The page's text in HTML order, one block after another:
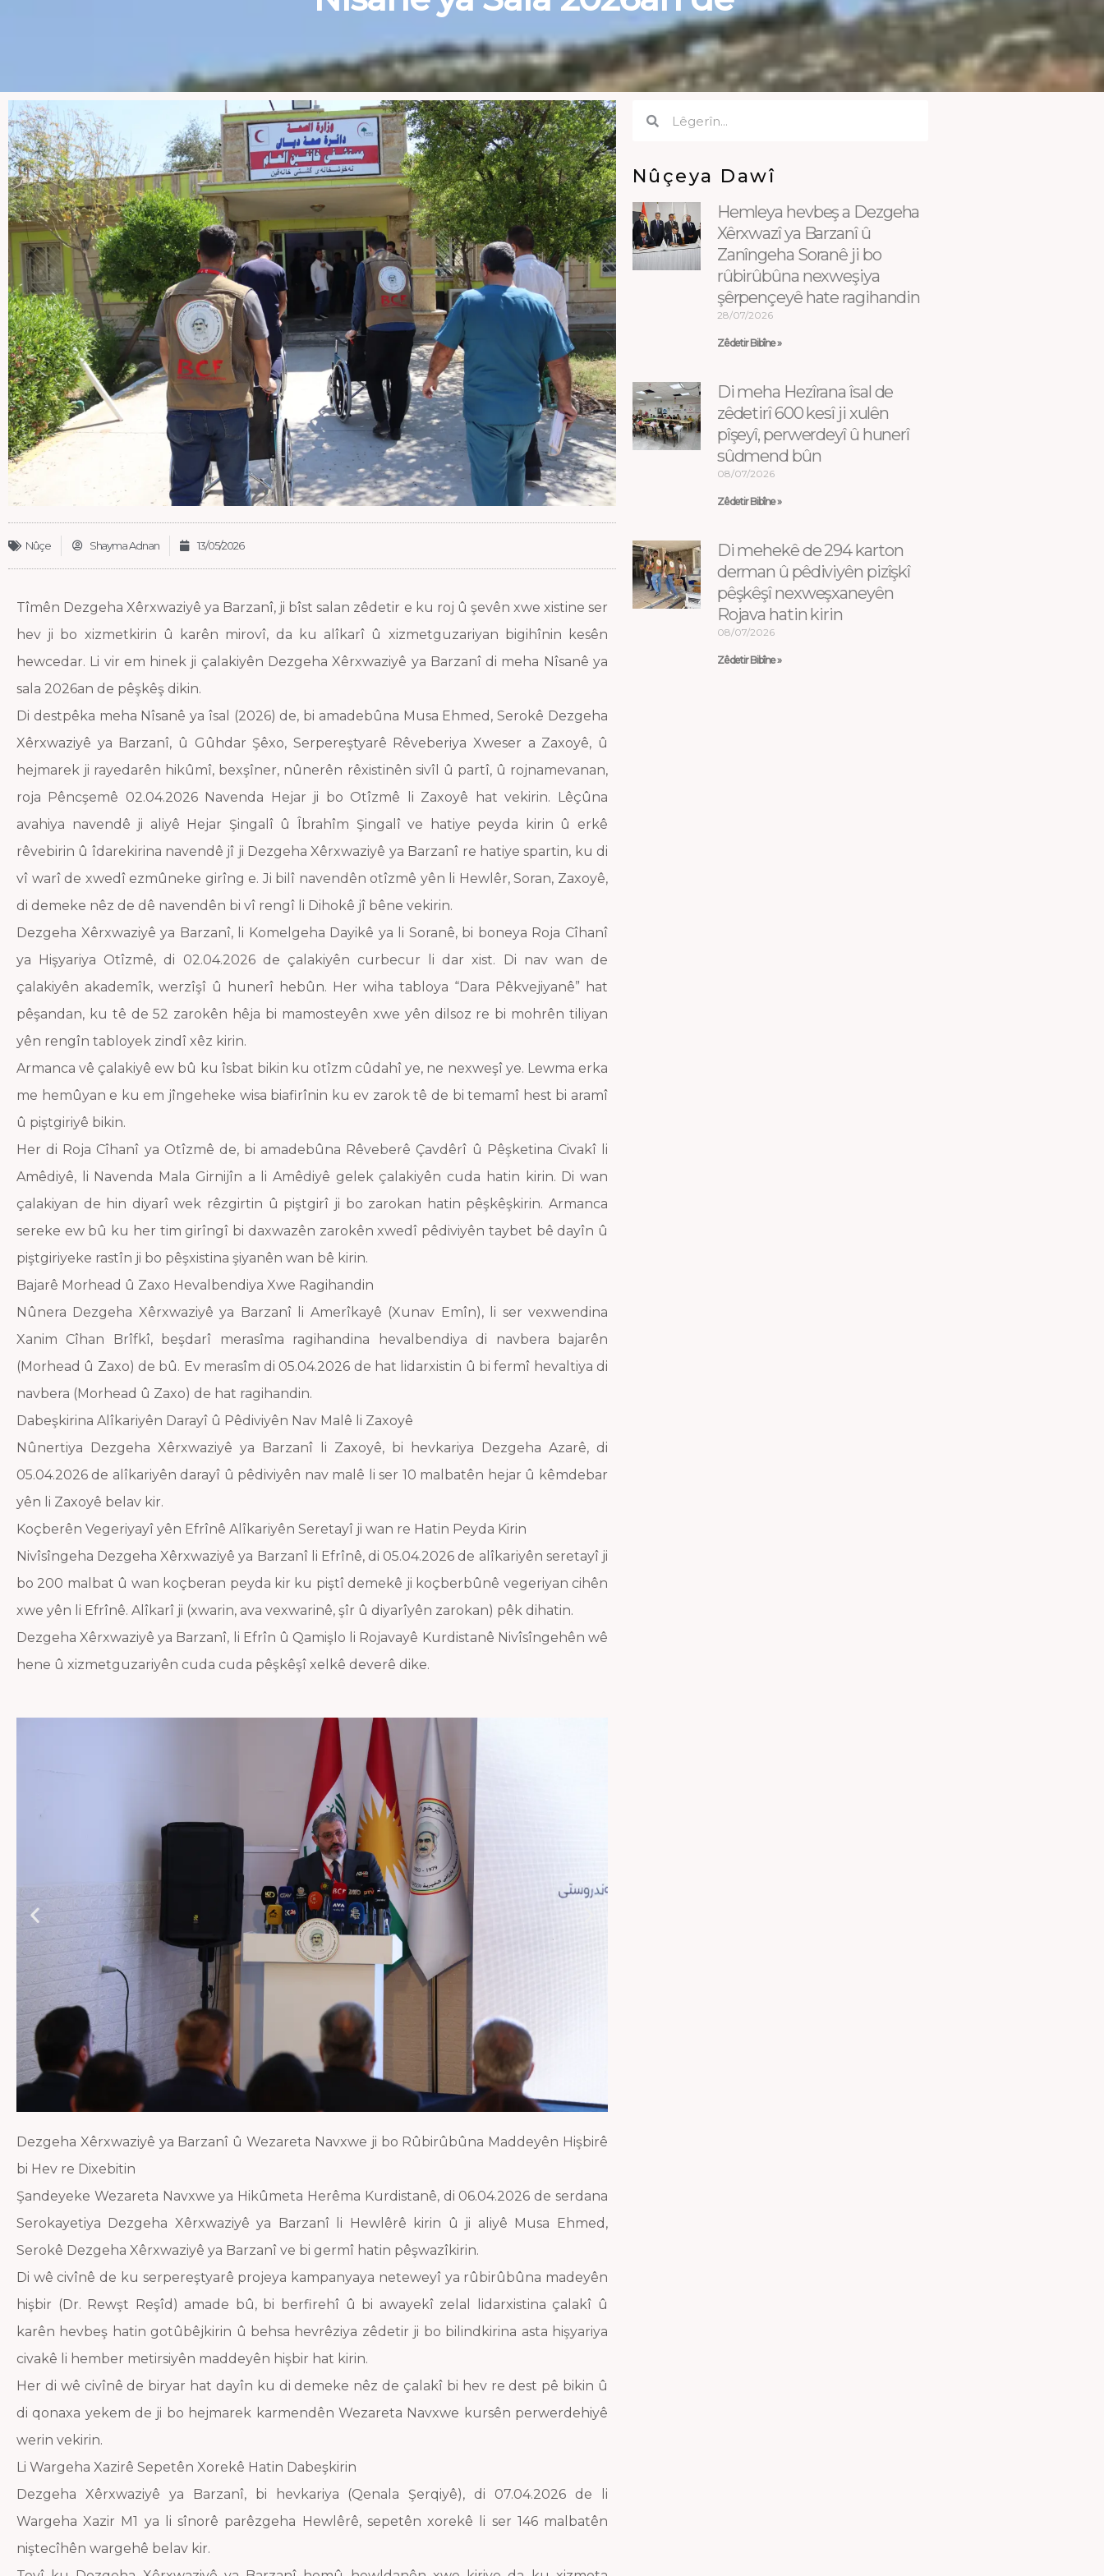
Nûçe Shayma Adnan 13/05/2026
Tîmên Dezgeha Xêrxwaziyê ya Barzanî, ji bîst salan zêdetir e ku roj û şevên xwe xistine ser
hev ji bo xizmetkirin û karên mirovî, da ku alîkarî û xizmetguzariyan bigihînin kesên
hewcedar. Li vir em hinek ji çalakiyên Dezgeha Xêrxwaziyê ya Barzanî di meha Nîsanê ya
sala 2026an de pêşkêş dikin.
Di destpêka meha Nîsanê ya îsal (2026) de, bi amadebûna Musa Ehmed, Serokê Dezgeha
Xêrxwaziyê ya Barzanî, û Gûhdar Şêxo, Serpereştyarê Rêveberiya Xweser a Zaxoyê, û
hejmarek ji rayedarên hikûmî, bexşîner, nûnerên rêxistinên sivîl û partî, û rojnamevanan,
roja Pêncşemê 02.04.2026 Navenda Hejar ji bo Otîzmê li Zaxoyê hat vekirin. Lêçûna
avahiya navendê ji aliyê Hejar Şingalî û Îbrahîm Şingalî ve hatiye peyda kirin û erkê
rêvebirin û îdarekirina navendê jî ji Dezgeha Xêrxwaziyê ya Barzanî re hatiye spartin, ku di
vî warî de xwedî ezmûneke girîng e. Ji bilî navendên otîzmê yên li Hewlêr, Soran, Zaxoyê,
di demeke nêz de dê navendên bi vî rengî li Dihokê jî bêne vekirin.
Dezgeha Xêrxwaziyê ya Barzanî, li Komelgeha Dayikê ya li Soranê, bi boneya Roja Cîhanî
ya Hişyariya Otîzmê, di 02.04.2026 de çalakiyên curbecur li dar xist. Di nav wan de
çalakiyên akademîk, werzîşî û hunerî hebûn. Her wiha tabloya “Dara Pêkvejiyanê” hat
pêşandan, ku tê de 52 zarokên hêja bi mamosteyên xwe yên dilsoz re bi mohrên tiliyan
yên rengîn tabloyek zindî xêz kirin.
Armanca vê çalakiyê ew bû ku îsbat bikin ku otîzm cûdahî ye, ne nexweşî ye. Lewma erka
me hemûyan e ku em jîngeheke wisa biafirînin ku ev zarok tê de bi temamî hest bi aramî
û piştgiriyê bikin.
Her di Roja Cîhanî ya Otîzmê de, bi amadebûna Rêveberê Çavdêrî û Pêşketina Civakî li
Amêdiyê, li Navenda Mala Girnijîn a li Amêdiyê gelek çalakiyên cuda hatin kirin. Di wan
çalakiyan de hin diyarî wek rêzgirtin û piştgirî ji bo zarokan hatin pêşkêşkirin. Armanca
sereke ew bû ku her tim girîngî bi daxwazên zarokên xwedî pêdiviyên taybet bê dayîn û
piştgiriyeke rastîn ji bo pêşxistina şiyanên wan bê kirin.
Bajarê Morhead û Zaxo Hevalbendiya Xwe Ragihandin
Nûnera Dezgeha Xêrxwaziyê ya Barzanî li Amerîkayê (Xunav Emîn), li ser vexwendina
Xanim Cîhan Brîfkî, beşdarî merasîma ragihandina hevalbendiya di navbera bajarên
(Morhead û Zaxo) de bû. Ev merasîm di 05.04.2026 de hat lidarxistin û bi fermî hevaltiya di
navbera (Morhead û Zaxo) de hat ragihandin.
Dabeşkirina Alîkariyên Darayî û Pêdiviyên Nav Malê li Zaxoyê
Nûnertiya Dezgeha Xêrxwaziyê ya Barzanî li Zaxoyê, bi hevkariya Dezgeha Azarê, di
05.04.2026 de alîkariyên darayî û pêdiviyên nav malê li ser 10 malbatên hejar û kêmdebar
yên li Zaxoyê belav kir.
Koçberên Vegeriyayî yên Efrînê Alîkariyên Seretayî ji wan re Hatin Peyda Kirin
Nivîsîngeha Dezgeha Xêrxwaziyê ya Barzanî li Efrînê, di 05.04.2026 de alîkariyên seretayî ji
bo 200 malbat û wan koçberan peyda kir ku piştî demekê ji koçberbûnê vegeriyan cihên
xwe yên li Efrînê. Alîkarî ji (xwarin, ava vexwarinê, şîr û diyarîyên zarokan) pêk dihatin.
Dezgeha Xêrxwaziyê ya Barzanî, li Efrîn û Qamişlo li Rojavayê Kurdistanê Nivîsîngehên wê
hene û xizmetguzariyên cuda cuda pêşkêşî xelkê deverê dike.
Dezgeha Xêrxwaziyê ya Barzanî û Wezareta Navxwe ji bo Rûbirûbûna Maddeyên Hişbirê
bi Hev re Dixebitin
Şandeyeke Wezareta Navxwe ya Hikûmeta Herêma Kurdistanê, di 06.04.2026 de serdana
Serokayetiya Dezgeha Xêrxwaziyê ya Barzanî li Hewlêrê kirin û ji aliyê Musa Ehmed,
Serokê Dezgeha Xêrxwaziyê ya Barzanî ve bi germî hatin pêşwazîkirin.
Di wê civînê de ku serpereştyarê projeya kampanyaya neteweyî ya rûbirûbûna madeyên
hişbir (Dr. Rewşt Reşîd) amade bû, bi berfirehî û bi awayekî zelal lidarxistina çalakî û
karên hevbeş hatin gotûbêjkirin û behsa hevrêziya zêdetir ji bo bilindkirina asta hişyariya
civakê li hember metirsiyên maddeyên hişbir hat kirin.
Her di wê civînê de biryar hat dayîn ku di demeke nêz de çalakî bi hev re dest pê bikin û
di qonaxa yekem de ji bo hejmarek karmendên Wezareta Navxwe kursên perwerdehiyê
werin vekirin.
Li Wargeha Xazirê Sepetên Xorekê Hatin Dabeşkirin
Dezgeha Xêrxwaziyê ya Barzanî, bi hevkariya (Qenala Şerqiyê), di 07.04.2026 de li
Wargeha Xazir M1 ya li sînorê parêzgeha Hewlêrê, sepetên xorekê li ser 146 malbatên
niştecîhên wargehê belav kir.
Nûçeya Dawî
Hemleya hevbeş a Dezgeha
Xêrxwazî ya Barzanî û
Zanîngeha Soranê ji bo
rûbirûbûna nexweşiya
şêrpençeyê hate ragihandin
28/07/2026
Zêdetir Bibîne »
Di meha Hezîrana îsal de
zêdetirî 600 kesî ji xulên
pîşeyî, perwerdeyî û hunerî
sûdmend bûn
08/07/2026
Zêdetir Bibîne »
Di mehekê de 294 karton
derman û pêdiviyên pizîşkî
pêşkêşî nexweşxaneyên
Rojava hatin kirin
08/07/2026
Zêdetir Bibîne »